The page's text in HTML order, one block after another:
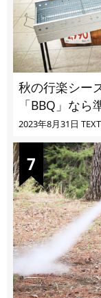
秋の行楽シー
「BBQ」な
2023年8月31日